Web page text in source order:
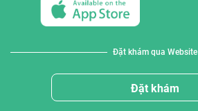
Đặt khám qua Website
Đặt khám